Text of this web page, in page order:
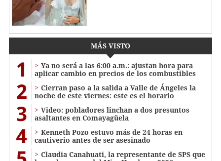
MÁS VISTO
1
Ya no será a las 6:00 a.m.: ajustan hora para
aplicar cambio en precios de los combustibles
2
Cierran paso a la salida a Valle de Ángeles la
noche de este viernes: este es el horario
3
Video: pobladores linchan a dos presuntos
asaltantes en Comayagüela
4
Kenneth Pozo estuvo más de 24 horas en
cautiverio antes de ser asesinado
Claudia Canahuati, la representante de SPS que